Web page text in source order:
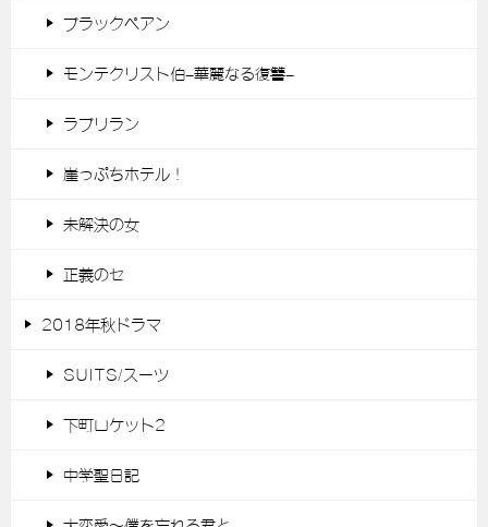
ブラックペアン
モンテクリスト伯-華麗なる復讐-
ラブリラン
崖っぷちホテル！
未解決の女
正義のセ
2018年秋ドラマ
SUITS/スーツ
下町ロケット2
中学聖日記